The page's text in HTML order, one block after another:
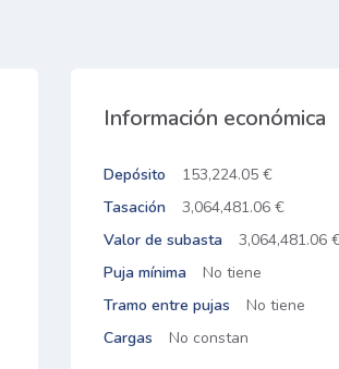
Información económica
Depósito
153,224.05 €
Tasación
3,064,481.06 €
Valor de subasta
3,064,481.06
Puja mínima
No tiene
Tramo entre pujas
No tiene
Cargas
No constan